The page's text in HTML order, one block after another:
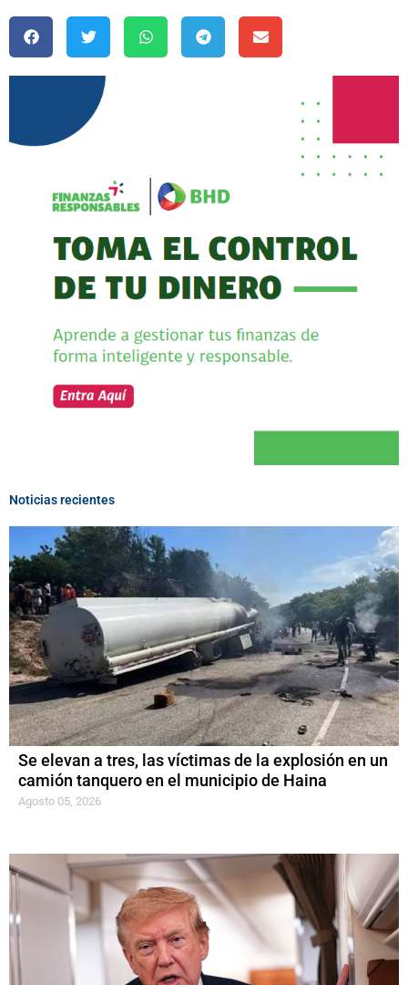
Noticias recientes
Se elevan a tres, las víctimas de la explosión en un
camión tanquero en el municipio de Haina
Agosto 05, 2026